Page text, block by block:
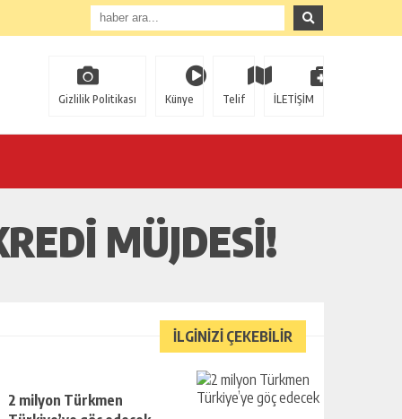
Gizlilik Politikası Künye Telif İLETİŞİM
MÜJDESI!
İLGİNİZİ ÇEKEBİLİR
2 milyon Türkmen